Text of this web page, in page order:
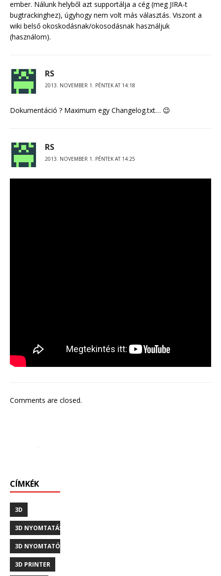
ember. Nálunk helyből azt supportálja a cég (meg JIRA-t
bugtrackinghez), úgyhogy nem volt más választás. Viszont a
wiki belső okoskodásnak/okosodásnak használjuk
(használom).
RS
2013. NOVEMBER 1. PÉNTEK AT 14:18
Dokumentáció ? Maximum egy Changelog.txt… 😉
RS
2013. NOVEMBER 1. PÉNTEK AT 14:25
Comments are closed.
CÍMKÉK
3D
3D NYOMTATÁS
3D NYOMTATÓ
3D PRINTER